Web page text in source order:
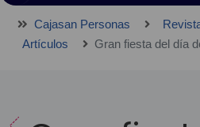
Cajasan Personas
Artículos
Gran fiesta del día